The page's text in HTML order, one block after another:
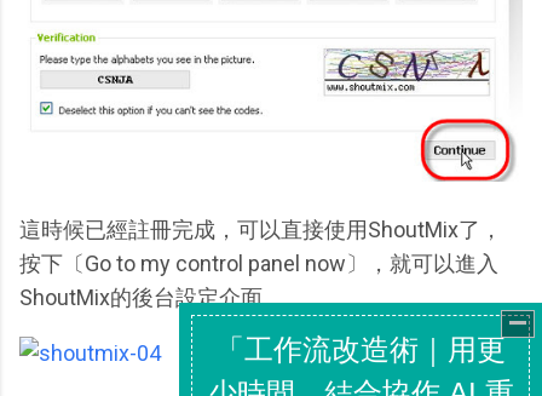
這時候已經註冊完成，可以直接使用ShoutMix了，
按下〔Go to my control panel now〕，就可以進入
ShoutMix的後台設定介面。